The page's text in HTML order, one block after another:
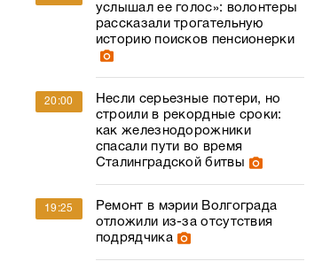
услышал ее голос»: волонтеры
рассказали трогательную
историю поисков пенсионерки
20:00
Несли серьезные потери, но
строили в рекордные сроки:
как железнодорожники
спасали пути во время
Сталинградской битвы
19:25
Ремонт в мэрии Волгограда
отложили из-за отсутствия
подрядчика